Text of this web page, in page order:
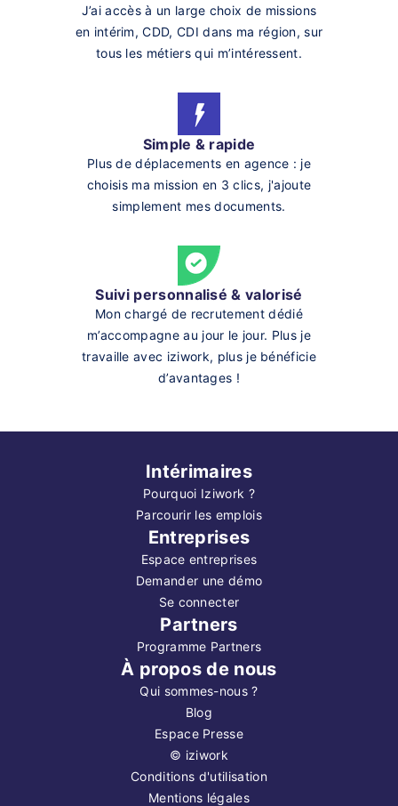
J’ai accès à un large choix de missions
en intérim, CDD, CDI dans ma région, sur
tous les métiers qui m’intéressent.
Simple & rapide
Plus de déplacements en agence : je
choisis ma mission en 3 clics, j'ajoute
simplement mes documents.
Suivi personnalisé & valorisé
Mon chargé de recrutement dédié
m’accompagne au jour le jour. Plus je
travaille avec iziwork, plus je bénéficie
d’avantages !
Intérimaires
Pourquoi Iziwork ?
Parcourir les emplois
Entreprises
Espace entreprises
Demander une démo
Se connecter
Partners
Programme Partners
À propos de nous
Qui sommes-nous ?
Blog
Espace Presse
© iziwork
Conditions d'utilisation
Mentions légales